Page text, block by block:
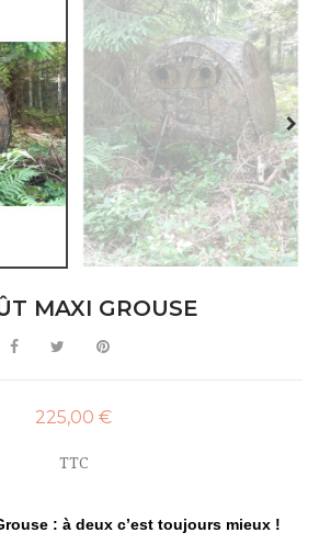
MAXI GROUSE
225,00 €
TTC
: à deux c’est toujours mieux !